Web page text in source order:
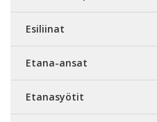
Esiliinat
Etana-ansat
Etanasyötit